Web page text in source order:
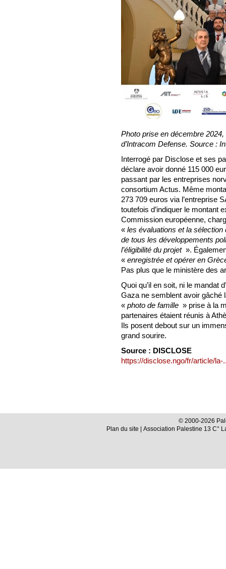
Photo prise en décembre
d’Intracom Defense. Source :
Interrogé par Disclose et ses
déclare avoir donné 115 000
passant par les entreprises
consortium Actus. Même
273 709 euros via l’entreprise
toutefois d’indiquer le montant
Commission européenne,
« les évaluations et la
de tous les développements
l’éligibilité du projet ».
« enregistrée et opérer en
Pas plus que le ministère des
Quoi qu’il en soit, ni le mandat
Gaza ne semblent avoir gâché
« photo de famille » prise à la
partenaires étaient réunis à
Ils posent debout sur un
grand sourire.
Source : DISCLOSE
https://disclose.ngo/fr/article/la-
© 2000-2026
Plan du site | Association Palestine 13 C°